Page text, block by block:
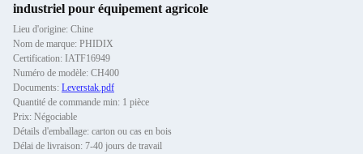
industriel pour équipement agricole
Lieu d'origine: Chine
Nom de marque: PHIDIX
Certification: IATF16949
Numéro de modèle: CH400
Documents: Leverstak.pdf
Quantité de commande min: 1 pièce
Prix: Négociable
Détails d'emballage: carton ou cas en bois
Délai de livraison: 7-40 jours de travail